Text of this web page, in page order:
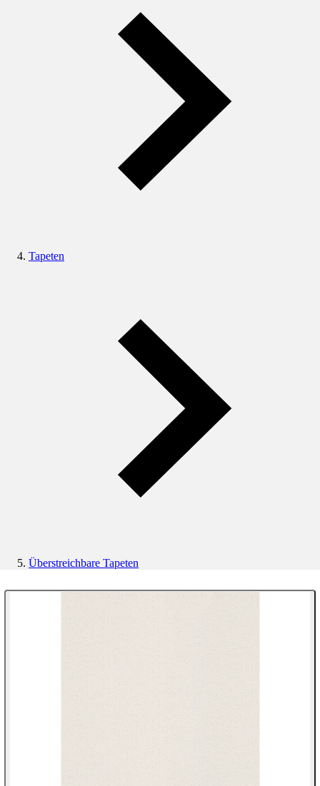
Tapeten
Überstreichbare Tapeten